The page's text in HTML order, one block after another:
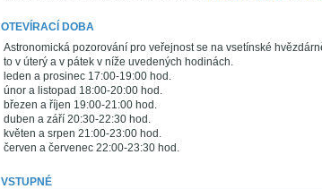
OTEVÍRACÍ DOBA
Astronomická pozorování pro veřejnost se na vsetínské
to v úterý a v pátek v níže uvedených hodinách.
leden a prosinec 17:00-19:00 hod.
únor a listopad 18:00-20:00 hod.
březen a říjen 19:00-21:00 hod.
duben a září 20:30-22:30 hod.
květen a srpen 21:00-23:00 hod.
červen a červenec 22:00-23:30 hod.
VSTUPNÉ